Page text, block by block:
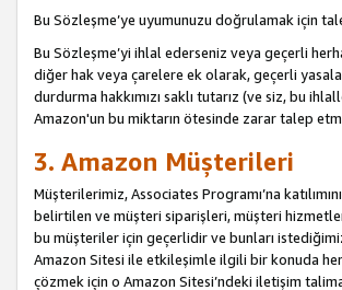
Bu Sözleşme’ye uyumunuzu doğrulamak için
Bu Sözleşme’yi ihlal ederseniz veya geçerli
diğer hak veya çarelere ek olarak, geçerli
durdurma hakkımızı saklı tutarız (ve siz, bu
Amazon'un bu miktarın ötesinde zarar talep
3. Amazon Müşterileri
Müşterilerimiz, Associates Programı’na
belirtilen ve müşteri siparişleri, müşteri
bu müşteriler için geçerlidir ve bunları
Amazon Sitesi ile etkileşimle ilgili bir konuda
çözmek için o Amazon Sitesi’ndeki iletişim